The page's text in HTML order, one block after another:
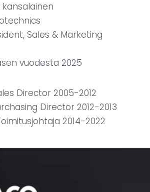
kansalainen
Sales & Marketing
vuodesta 2025
Director 2005-2012
Director 2012-2013
2014-2022